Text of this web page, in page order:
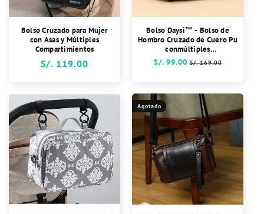
Bolso Cruzado para Mujer
con Asas y Múltiples
Compartimientos
Precio
S/. 119.00
Bolso Daysi™ - Bolso de
Hombro Cruzado de Cuero Pu
conmúltiples
compartimientos
Precio
S/. 99.00 Precio
S/. 169.00
Agotado